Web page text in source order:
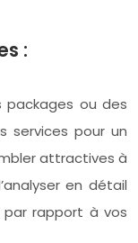
:
packages ou des
services pour un
attractives à
en détail
par rapport à vos